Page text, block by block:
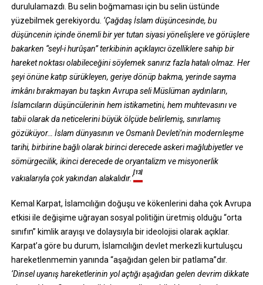
durululamazdı. Bu selin boğmaması için bu selin üstünde
yüzebilmek gerekiyordu. ‘Çağdaş İslam düşüncesinde, bu
düşüncenin içinde önemli bir yer tutan siyasi yönelişlere ve görüşlere
bakarken “seyl-i hurûşan” terkibinin açıklayıcı özelliklere sahip bir
hareket noktası olabileceğini söylemek sanırız fazla hatalı olmaz. Her
şeyi önüne katıp sürükleyen, geriye dönüp bakma, yerinde sayma
imkânı bırakmayan bu taşkın Avrupa seli Müslüman aydınların,
İslamcıların düşüncülerinin hem istikametini, hem muhtevasını ve
tabii olarak da neticelerini büyük ölçüde belirlemiş, sınırlamış
gözüküyor… İslam dünyasının ve Osmanlı Devleti’nin modernleşme
tarihi, birbirine bağlı olarak birinci derecede askeri mağlubiyetler ve
sömürgecilik, ikinci derecede de oryantalizm ve misyonerlik
vakıalarıyla çok yakından alakalıdır.’
[13]
Kemal Karpat, İslamcılığın doğuşu ve kökenlerini daha çok Avrupa
etkisi ile değişime uğrayan sosyal politiğin üretmiş olduğu “orta
sınıfın” kimlik arayışı ve dolaysıyla bir ideolojisi olarak açıklar.
Karpat’a göre bu durum, İslamcılığın devlet merkezli kurtuluşcu
hareketlenmemin yanında “aşağıdan gelen bir patlama”dır.
‘Dinsel uyanış hareketlerinin yol açtığı aşağıdan gelen devrim dikkate